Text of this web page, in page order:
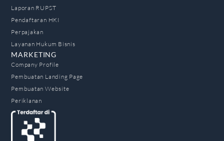
Laporan RUPST
Pendaftaran HKI
Perpajakan
Layanan Hukum Bisnis
MARKETING
Company Profile
Pembuatan Landing Page
Pembuatan Website
Periklanan